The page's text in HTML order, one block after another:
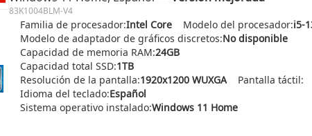
83K1004BLM-V4
Familia de procesador:Intel Core Modelo del procesador:i5-
Modelo de adaptador de gráficos discretos:No disponible
Capacidad de memoria RAM:24GB
Capacidad total SSD:1TB
Resolución de la pantalla:1920x1200 WUXGA
Pantalla táctil:
Idioma del teclado:Español
Sistema operativo instalado:Windows 11 Home